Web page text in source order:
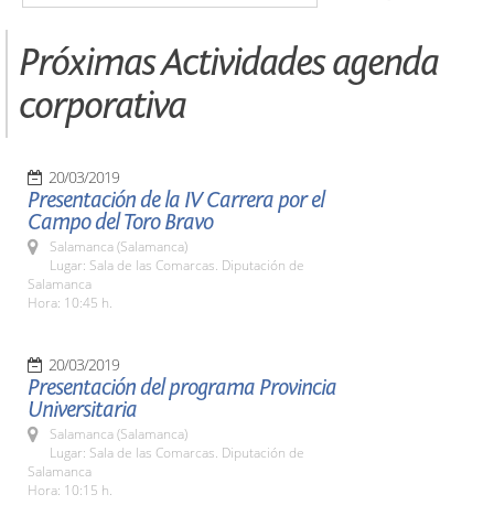
Próximas Actividades agenda
corporativa
20/03/2019
Presentación de la IV Carrera por el
Campo del Toro Bravo
Salamanca (Salamanca)
Lugar: Sala de las Comarcas. Diputación de
Salamanca
Hora: 10:45 h.
20/03/2019
Presentación del programa Provincia
Universitaria
Salamanca (Salamanca)
Lugar: Sala de las Comarcas. Diputación de
Salamanca
Hora: 10:15 h.